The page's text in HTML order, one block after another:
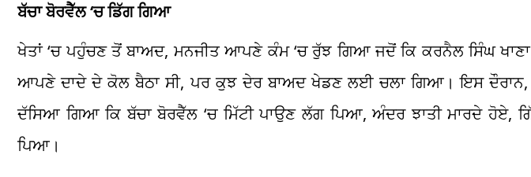
ਬੱਚਾ ਬੋਰਵੈੱਲ ‘ਚ ਡਿੱਗ ਗਿਆ
ਖੇਤਾਂ ‘ਚ ਪਹੁੰਚਣ ਤੋਂ ਬਾਅਦ, ਮਨਜੀਤ ਆਪਣੇ ਕੰਮ ‘ਚ ਰੁੱਝ ਗਿਆ ਜਦੋਂ ਕਿ ਕਰਨੈਲ ਸਿੰਘ
ਆਪਣੇ ਦਾਦੇ ਦੇ ਕੋਲ ਬੈਠਾ ਸੀ, ਪਰ ਕੁਝ ਦੇਰ ਬਾਅਦ ਖੇਡਣ ਲਈ ਚਲਾ ਗਿਆ। ਇਸ
ਦੱਸਿਆ ਗਿਆ ਕਿ ਬੱਚਾ ਬੋਰਵੈੱਲ ‘ਚ ਮਿੱਟੀ ਪਾਉਣ ਲੱਗ ਪਿਆ, ਅੰਦਰ ਝਾਤੀ ਮਾਰਦੇ ਹੋਏ,
ਪਿਆ।